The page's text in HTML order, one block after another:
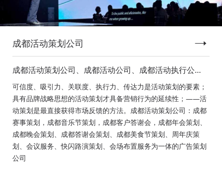
成都活动策划公司
成都活动策划公司、成都活动公司、成都活动执行公
司、成都庆典活动策划公司、成都发布会策划公司、成
都音乐节策划公司、成都年会活动策划
可信度、吸引力、关联度、执行力、传达力是活动策划的要素；
具有品牌战略思想的活动策划才具备营销行为的延续性；——活
动策划是最直接获得市场反馈的方法。成都活动策划公司：成都
赛事策划，成都音乐节策划，成都客户答谢会，成都年会策划、
成都晚会策划、成都答谢会策划、成都美食节策划、周年庆策
划、会议服务、快闪路演策划、会场布置服务为一体的广告策划
公司